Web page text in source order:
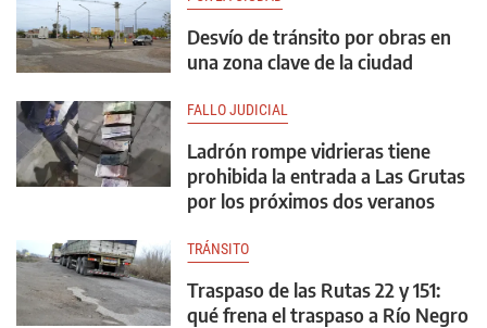
Desvío de tránsito por obras en
una zona clave de la ciudad
FALLO JUDICIAL
Ladrón rompe vidrieras tiene
prohibida la entrada a Las Grutas
por los próximos dos veranos
TRÁNSITO
Traspaso de las Rutas 22 y 151:
qué frena el traspaso a Río Negro